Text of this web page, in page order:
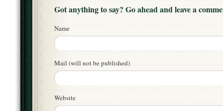
Got anything to say? Go ahead and leave a
Name
Mail (will not be published)
Website